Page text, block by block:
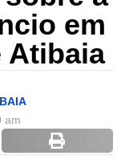
em
Atibaia
am